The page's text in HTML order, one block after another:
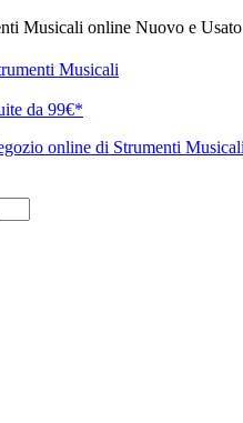
Musicali online Nuovo e Usato
Musicali
da 99€*